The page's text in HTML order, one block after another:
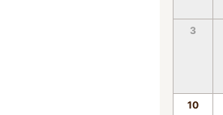
3
10